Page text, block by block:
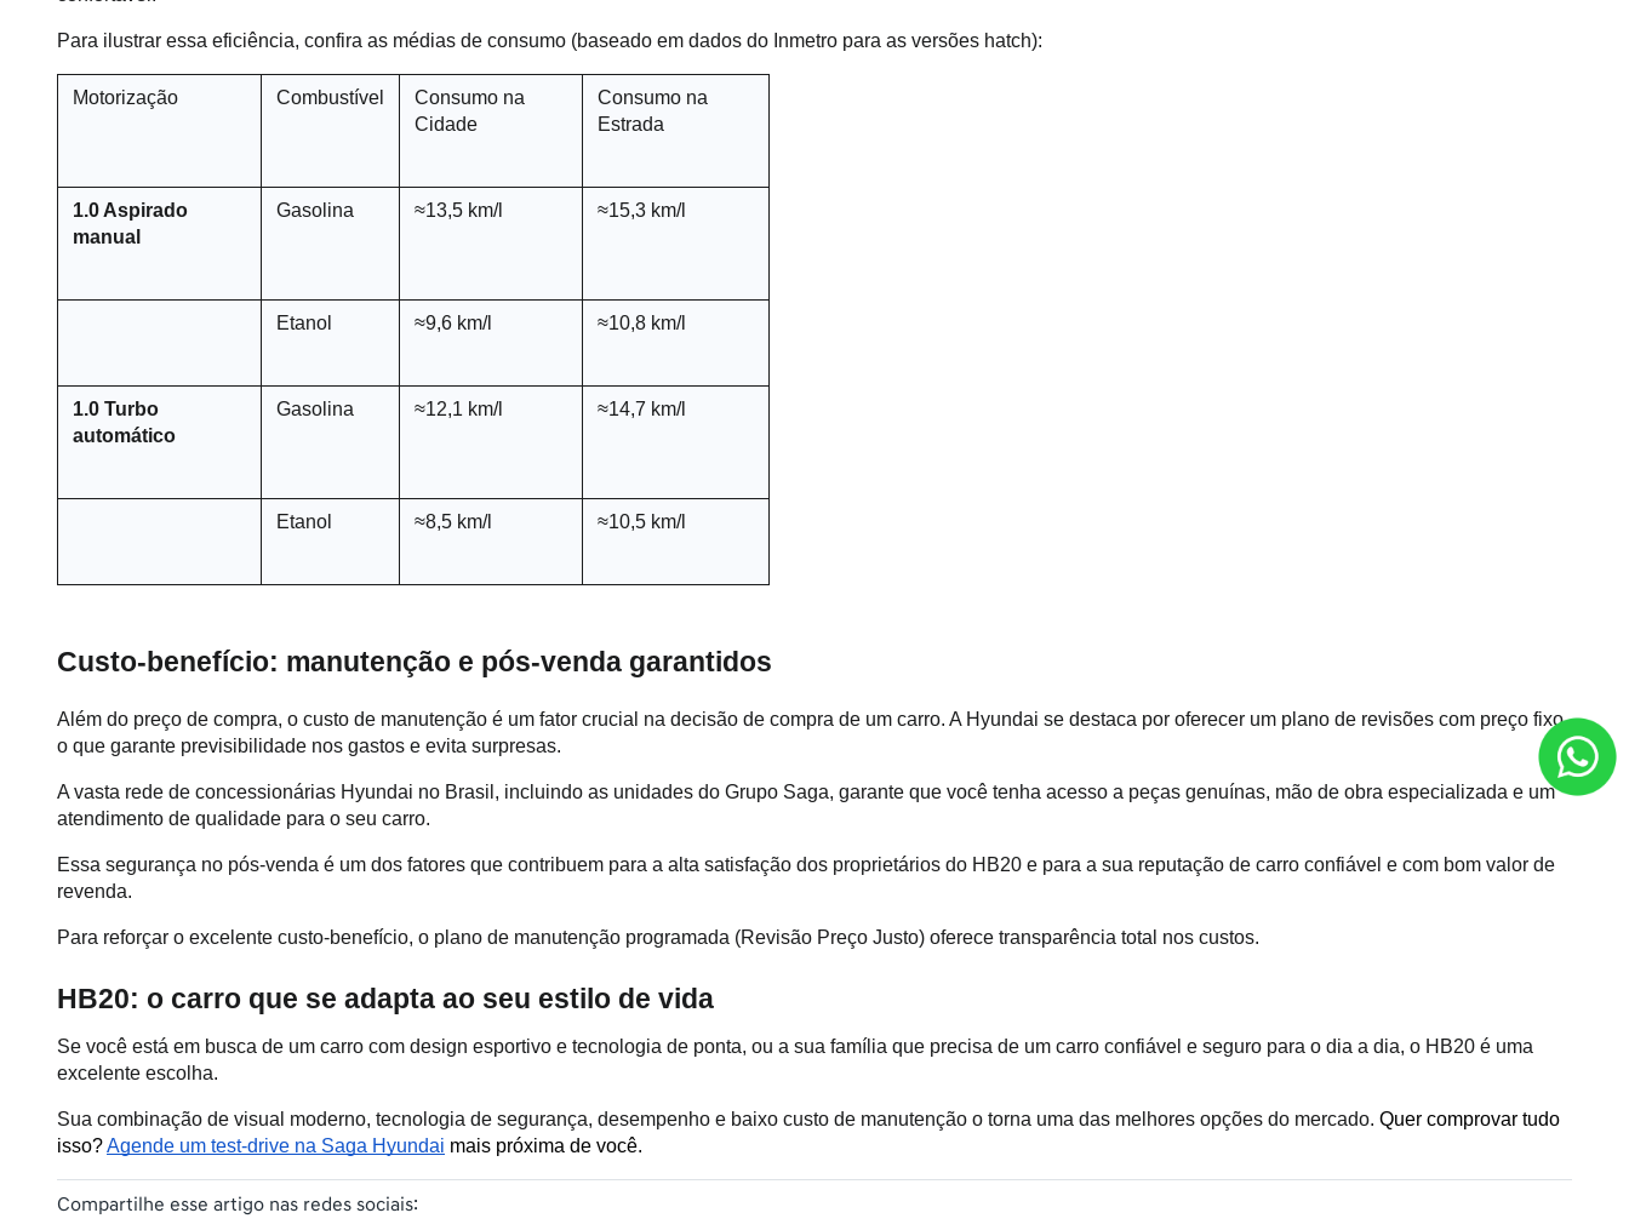
Para ilustrar essa eficiência, confira as médias de consumo (baseado em dados do Inmetro para as versões hatch):
Motorização Combustível
Consumo na
Cidade
Consumo na
Estrada
1.0 Aspirado
manual
Gasolina ≈13,5 km/l ≈15,3 km/l
Etanol ≈9,6 km/l ≈10,8 km/l
1.0 Turbo
automático
Gasolina ≈12,1 km/l ≈14,7 km/l
Etanol ≈8,5 km/l ≈10,5 km/l
Custo-benefício: manutenção e pós-venda garantidos
Além do preço de compra, o custo de manutenção é um fator crucial na decisão de compra de um carro. A Hyundai se destaca por oferecer um plano de revisões com preço fixo,
o que garante previsibilidade nos gastos e evita surpresas.
A vasta rede de concessionárias Hyundai no Brasil, incluindo as unidades do Grupo Saga, garante que você tenha acesso a peças genuínas, mão de obra especializada e um
atendimento de qualidade para o seu carro.
Essa segurança no pós-venda é um dos fatores que contribuem para a alta satisfação dos proprietários do HB20 e para a sua reputação de carro confiável e com bom valor de
revenda.
Para reforçar o excelente custo-benefício, o plano de manutenção programada (Revisão Preço Justo) oferece transparência total nos custos.
HB20: o carro que se adapta ao seu estilo de vida
Se você está em busca de um carro com design esportivo e tecnologia de ponta, ou a sua família que precisa de um carro confiável e seguro para o dia a dia, o HB20 é uma
excelente escolha.
Sua combinação de visual moderno, tecnologia de segurança, desempenho e baixo custo de manutenção o torna uma das melhores opções do mercado. Quer comprovar tudo
isso? Agende um test-drive na Saga Hyundai mais próxima de você.
Compartilhe esse artigo nas redes sociais: